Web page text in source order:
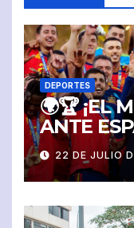
DEPORTES
🌍🏆 ¡EL
ANTE
REINA
22 DE JULIO